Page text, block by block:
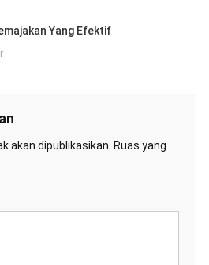
Yang Efektif
akan dipublikasikan. Ruas yang